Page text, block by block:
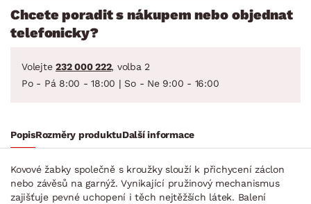
Chcete poradit s nákupem nebo objednat
telefonicky?
Volejte 232 000 222, volba 2
Po - Pá 8:00 - 18:00 | So - Ne 9:00 - 16:00
PopisRozměry produktuDalší informace
Kovové žabky společně s kroužky slouží k přichycení záclon
nebo závěsů na garnýž. Vynikající pružinový mechanismus
zajišťuje pevné uchopení i těch nejtěžších látek. Balení